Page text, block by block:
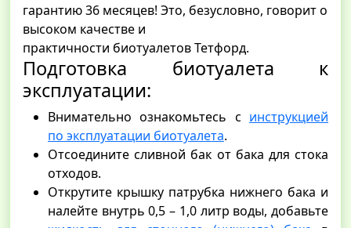
гарантию 36 месяцев! Это, безусловно, говорит о
высоком качестве и
практичности биотуалетов Тетфорд.
Подготовка биотуалета к
эксплуатации:
Внимательно ознакомьтесь с инструкцией
по эксплуатации биотуалета.
Отсоедините сливной бак от бака для стока
отходов.
Открутите крышку патрубка нижнего бака и
налейте внутрь 0,5 – 1,0 литр воды, добавьте